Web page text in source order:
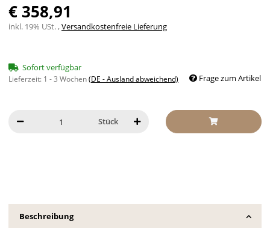
€ 358,91
inkl. 19% USt. ,Versandkostenfreie Lieferung
Sofort verfügbar
Lieferzeit: 1 - 3 Wochen(DE - Ausland abweichend) Frage zum Artikel
Stück
Beschreibung